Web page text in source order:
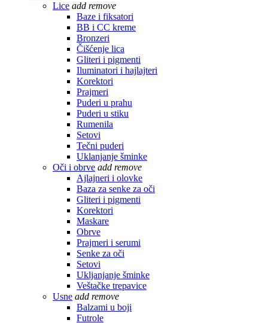
Lice add remove
Baze i fiksatori
BB i CC kreme
Bronzeri
Čišćenje lica
Gliteri i pigmenti
Iluminatori i hajlajteri
Korektori
Prajmeri
Puderi u prahu
Puderi u stiku
Rumenila
Setovi
Tečni puderi
Uklanjanje šminke
Oči i obrve add remove
Ajlajneri i olovke
Baza za senke za oči
Gliteri i pigmenti
Korektori
Maskare
Obrve
Prajmeri i serumi
Senke za oči
Setovi
Ukljanjanje šminke
Veštačke trepavice
Usne add remove
Balzami u boji
Futrole